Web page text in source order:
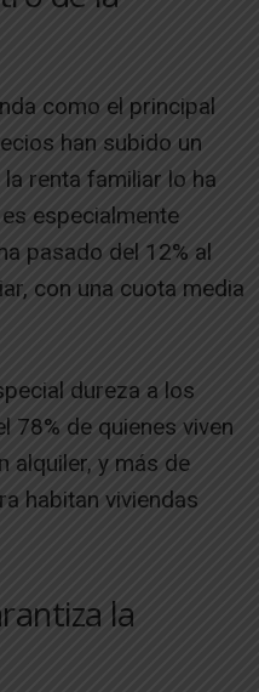
como el principal
han subido un
renta familiar lo ha
especialmente
pasado del 12% al
con una cuota media
dureza a los
78% de quienes viven
alquiler, y más de
habitan viviendas
la